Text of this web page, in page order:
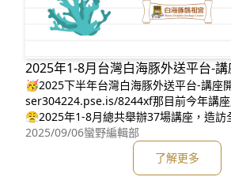
2025年1-8月台灣白海豚外送平台-講
🥳2025下半年台灣白海豚外送平台-講座
ser304224.pse.is/8244xf那目前今年講
😤2025年1-8月總共舉辦37場講座，造訪
數3751人，感謝捐款者支持，還有大家邀
海豚外送平台-講座，已經持續好幾年了
今總共169場，約1萬3千人聽講座（跟連
喔！），全台只剩南投
2025/09/06蠻野編輯部
了解更多